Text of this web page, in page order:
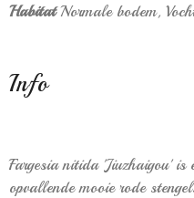
HabitatNormale bodem,
Info
Fargesia nitida 'Jiuzhaigou' is
opvallende mooie rode